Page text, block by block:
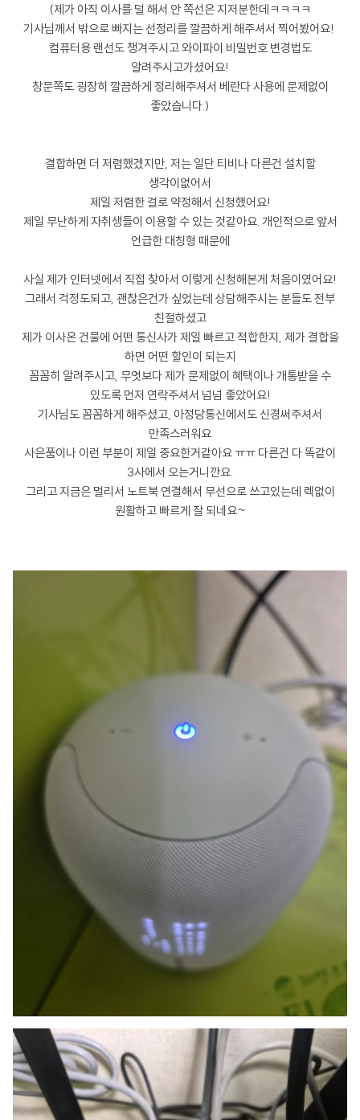
(제가 아직 이사를 덜 해서 안 쪽선은 지저분한데ㅋㅋㅋㅋ
기사님께서 밖으로 빠지는 선정리를 깔끔하게 해주셔서 찍어봤어요!
컴퓨터용 랜선도 챙겨주시고 와이파이 비밀번호 변경법도
알려주시고가셨어요!
창문쪽도 굉장히 깔끔하게 정리해주셔서 베란다 사용에 문제없이
좋았습니다.)
결합하면 더 저렴했겠지만, 저는 일단 티비나 다른건 설치할
생각이없어서
제일 저렴한 걸로 약정해서 신청했어요!
제일 무난하게 자취생들이 이용할 수 있는 것같아요. 개인적으로 앞서
언급한 대칭형 때문에
사실 제가 인터넷에서 직접 찾아서 이렇게 신청해본게 처음이였어요!
그래서 걱정도되고, 괜찮은건가 싶었는데 상담해주시는 분들도 전부
친절하셨고
제가 이사온 건물에 어떤 통신사가 제일 빠르고 적합한지, 제가 결합을
하면 어떤 할인이 되는지
꼼꼼히 알려주시고, 무엇보다 제가 문제없이 혜택이나 개통받을 수
있도록 먼저 연락주셔서 넘넘 좋았어요!
기사님도 꼼꼼하게 해주셨고, 아정당통신에서도 신경써주셔서
만족스러워요
사은품이나 이런 부분이 제일 중요한거같아요 ㅠㅠ 다른건 다 똑같이
3사에서 오는거니깐요.
그리고 지금은 멀리서 노트북 연결해서 무선으로 쓰고있는데 렉없이
원활하고 빠르게 잘 되네요~